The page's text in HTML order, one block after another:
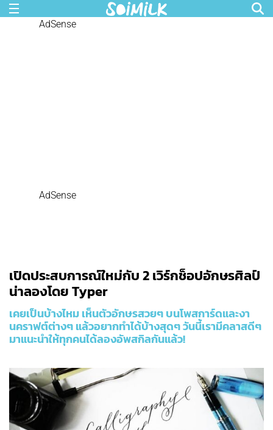
AdSense
AdSense
เปิดประสบการณ์ใหม่กับ 2 เวิร์กช็อปอักษรศิลป์
น่าลองโดย Typer
เคยเป็นบ้างไหม เห็นตัวอักษรสวยๆ บนโพสการ์ดและงา
นคราฟต์ต่างๆ แล้วอยากทำได้บ้างสุดๆ วันนี้เรามีคลาสดีๆ
มาแนะนำให้ทุกคนได้ลองอัพสกิลกันแล้ว!